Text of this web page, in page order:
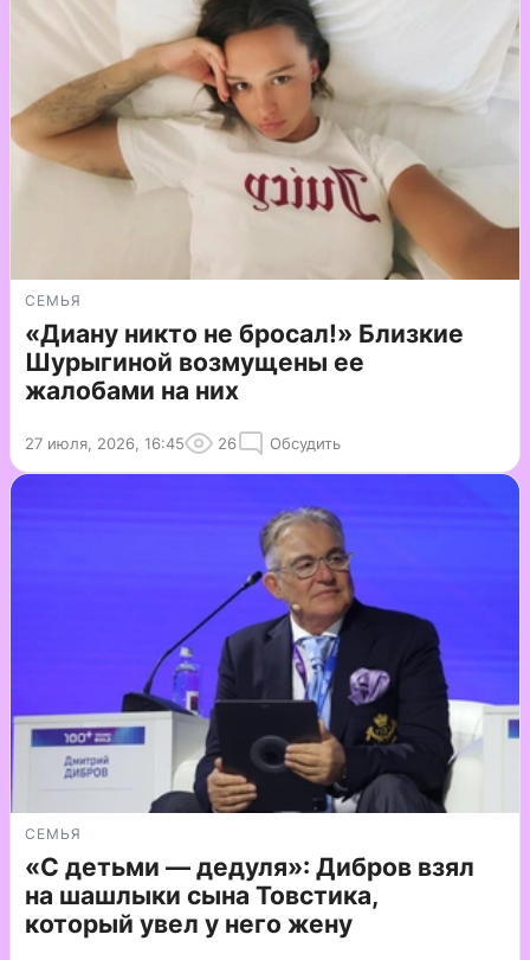
СЕМЬЯ
«Диану никто не бросал!» Близкие
Шурыгиной возмущены ее
жалобами на них
27 июля, 2026, 16:45 26 Обсудить
СЕМЬЯ
«С детьми — дедуля»: Дибров взял
на шашлыки сына Товстика,
который увел у него жену